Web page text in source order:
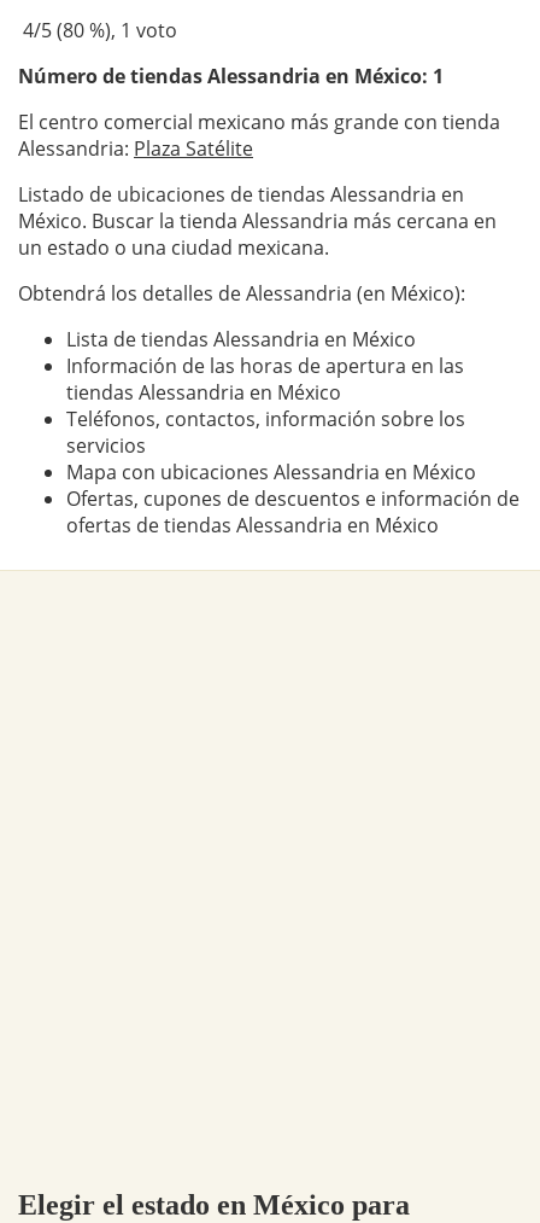
4/5 (80%), 1 voto
Número de tiendasAlessandria en México: 1
El centro comercial mexicano más grande con tienda
Alessandria: Plaza Satélite
Listado de ubicaciones de tiendas Alessandria en
México. Buscar la tienda Alessandria más cercana en
un estado o una ciudad mexicana.
Obtendrá los detalles de Alessandria (en México):
Lista de tiendas Alessandria en México
Información de las horas de apertura en las
tiendas Alessandria en México
Teléfonos, contactos, información sobre los
servicios
Mapa con ubicaciones Alessandria en México
Ofertas, cupones de descuentos e información de
ofertas de tiendas Alessandria en México
Elegir el estado en México para